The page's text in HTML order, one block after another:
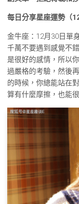
每日分享星座運勢（
金牛座：12月30日單
千萬不要遇到感覺不
是很好的感情，所以
過嚴格的考驗，然後
的時候，你總能站在
算有什麼摩擦，也能